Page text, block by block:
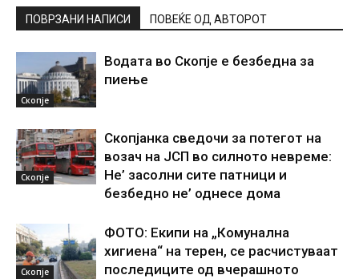
ПОВРЗАНИ НАПИСИ ПОВЕЌЕ ОД АВТОРОТ
Скопје
Водата во Скопје е безбедна за
пиење
Скопје
Скопјанка сведочи за потегот на
возач на ЈСП во силното невреме:
Не’ засолни сите патници и
безбедно не’ однесе дома
Скопје
ФОТО: Екипи на „Комунална
хигиена“ на терен, се расчистуваат
последиците од вчерашното